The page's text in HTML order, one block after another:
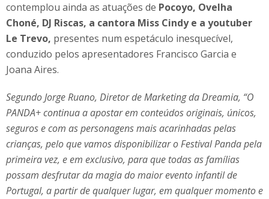
contemplou ainda as atuações de Pocoyo, Ovelha
Choné, DJ Riscas, a cantora Miss Cindy e a youtuber
Le Trevo, presentes num espetáculo inesquecível,
conduzido pelos apresentadores Francisco Garcia e
Joana Aires.
Segundo Jorge Ruano, Diretor de Marketing da Dreamia, “O
PANDA+ continua a apostar em conteúdos originais, únicos,
seguros e com as personagens mais acarinhadas pelas
crianças, pelo que vamos disponibilizar o Festival Panda pela
primeira vez, e em exclusivo, para que todas as famílias
possam desfrutar da magia do maior evento infantil de
Portugal, a partir de qualquer lugar, em qualquer momento e